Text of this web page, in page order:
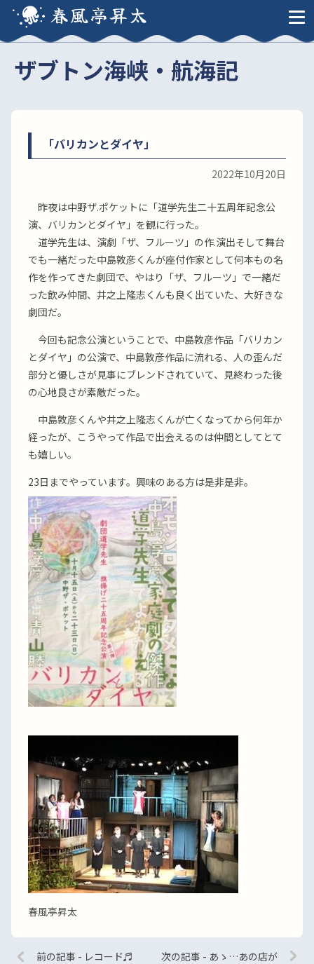
春風亭昇太
ザブトン海峡・航海記
「バリカンとダイヤ」
2022年10月20日
昨夜は中野ザ.ポケットに「道学先生二十五周年記念公
演、バリカンとダイヤ」を観に行った。
道学先生は、演劇「ザ、フルーツ」の作.演出そして舞台
でも一緒だった中島敦彦くんが座付作家として何本もの名
作を作ってきた劇団で、やはり「ザ、フルーツ」で一緒だ
った飲み仲間、井之上隆志くんも良く出ていた、大好きな
劇団だ。
今回も記念公演ということで、中島敦彦作品「バリカン
とダイヤ」の公演で、中島敦彦作品に流れる、人の歪んだ
部分と優しさが見事にブレンドされていて、見終わった後
の心地良さが素敵だった。
中島敦彦くんや井之上隆志くんが亡くなってから何年か
経ったが、こうやって作品で出会えるのは仲間としてとて
も嬉しい。
23日までやっています。興味のある方は是非是非。
春風亭昇太
前の記事 - レコード♬ 次の記事 - あゝ…あの店が